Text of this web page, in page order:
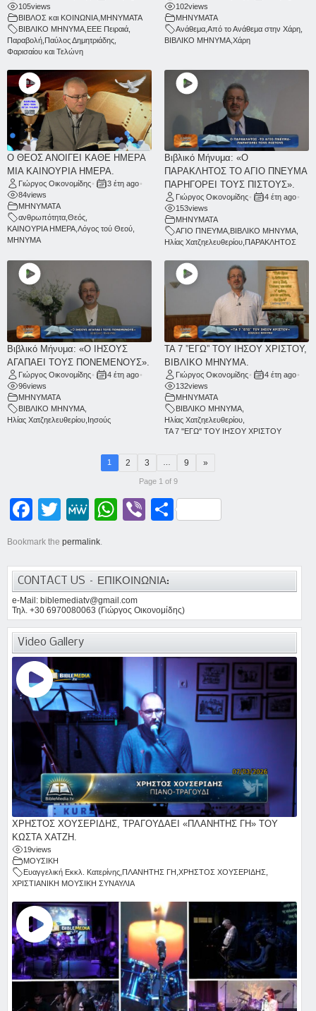
105views
ΒΙΒΛΟΣ και ΚΟΙΝΩΝΙΑ ΜΗΝΥΜΑΤΑ
ΒΙΒΛΙΚΟ ΜΗΝΥΜΑ ΕΕΕ Πειραιά
Παραβολή Παύλος Δημητριάδης
Φαρισαίου και Τελώνη
102views
ΜΗΝΥΜΑΤΑ
Ανάθεμα Από το Ανάθεμα στην Χάρη
ΒΙΒΛΙΚΟ ΜΗΝΥΜΑ Χάρη
Ο ΘΕΟΣ ΑΝΟΙΓΕΙ ΚΑΘΕ ΗΜΕΡΑ
ΜΙΑ ΚΑΙΝΟΥΡΙΑ ΗΜΕΡΑ.
Γιώργος Οικονομίδης• 3 έτη ago•
84views
ΜΗΝΥΜΑΤΑ
ανθρωπότητα Θεός
ΚΑΙΝΟΥΡΙΑ ΗΜΕΡΑ Λόγος τού Θεού
ΜΗΝΥΜΑ
Βιβλικό Μήνυμα: «Ο
ΠΑΡΑΚΛΗΤΟΣ ΤΟ ΑΓΙΟ ΠΝΕΥΜΑ
ΠΑΡΗΓΟΡΕΙ ΤΟΥΣ ΠΙΣΤΟΥΣ».
Γιώργος Οικονομίδης• 4 έτη ago•
153views
ΜΗΝΥΜΑΤΑ
ΑΓΙΟ ΠΝΕΥΜΑ ΒΙΒΛΙΚΟ ΜΗΝΥΜΑ
Ηλίας Χατζηελευθερίου ΠΑΡΑΚΛΗΤΟΣ
Βιβλικό Μήνυμα: «Ο ΙΗΣΟΥΣ
ΑΓΑΠΑΕΙ ΤΟΥΣ ΠΟΝΕΜΕΝΟΥΣ».
Γιώργος Οικονομίδης• 4 έτη ago•
96views
ΜΗΝΥΜΑΤΑ
ΒΙΒΛΙΚΟ ΜΗΝΥΜΑ
Ηλίας Χατζηελευθερίου Ιησούς
ΤΑ 7 ”ΕΓΩ” ΤΟΥ ΙΗΣΟΥ ΧΡΙΣΤΟΥ,
ΒΙΒΛΙΚΟ ΜΗΝΥΜΑ.
Γιώργος Οικονομίδης• 4 έτη ago•
132views
ΜΗΝΥΜΑΤΑ
ΒΙΒΛΙΚΟ ΜΗΝΥΜΑ
Ηλίας Χατζηελευθερίου
ΤΑ 7 ''ΕΓΩ'' ΤΟΥ ΙΗΣΟΥ ΧΡΙΣΤΟΥ
1 2 3 9 »
Page 1 of 9
Facebook Twitter MeWe WhatsAppViber Μοιραστείτε
Bookmark the permalink.
CONTACT US – ΕΠΙΚΟΙΝΩΝΙΑ:
e-Mail: biblemediatv@gmail.com
Τηλ. +30 6970080063 (Γιώργος Οικονομίδης)
Video Gallery
ΧΡΗΣΤΟΣ ΧΟΥΣΕΡΙΔΗΣ, ΤΡΑΓΟΥΔΑΕΙ «ΠΛΑΝΗΤΗΣ ΓΗ» ΤΟΥ
ΚΩΣΤΑ ΧΑΤΖΗ.
19views
ΜΟΥΣΙΚΗ
Ευαγγελική Εκκλ. Κατερίνης, ΠΛΑΝΗΤΗΣ ΓΗ ,ΧΡΗΣΤΟΣ ΧΟΥΣΕΡΙΔΗΣ,
ΧΡΙΣΤΙΑΝΙΚΗ ΜΟΥΣΙΚΗ ΣΥΝΑΥΛΙΑ